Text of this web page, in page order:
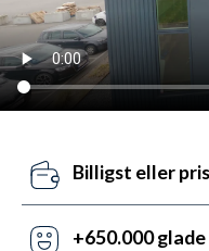
Billigst eller
Vores pris-
priser ift.
+650.000